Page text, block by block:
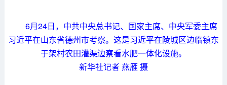
6月24日，中共中央总书记、国家主席、中央军委主席
习近平在山东省德州市考察。这是习近平在陵城区边临镇东
于架村农田灌渠边察看水肥一体化设施。
新华社记者 燕雁 摄